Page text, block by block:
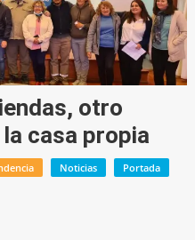
otro
casa propia
Noticias
Portada